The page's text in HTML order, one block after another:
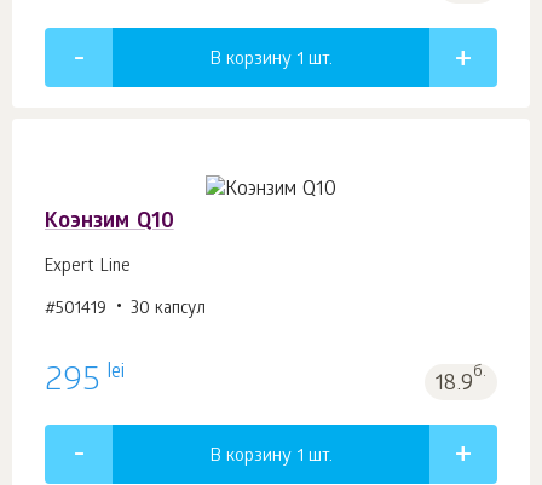
В корзину 1 шт.
Коэнзим Q10
Expert Line
#501419 30 капсул
295 lei 18.9б.
В корзину 1 шт.